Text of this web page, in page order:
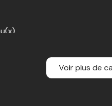
Voir plus de